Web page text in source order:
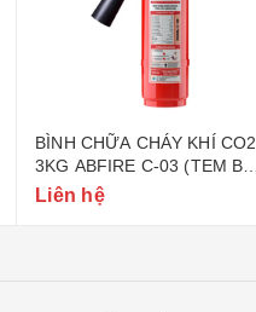
BÌNH CHỮA CHÁY KHÍ CO2
3KG ABFIRE C-03 (TEM BỘ
CÔNG AN)
Liên hệ